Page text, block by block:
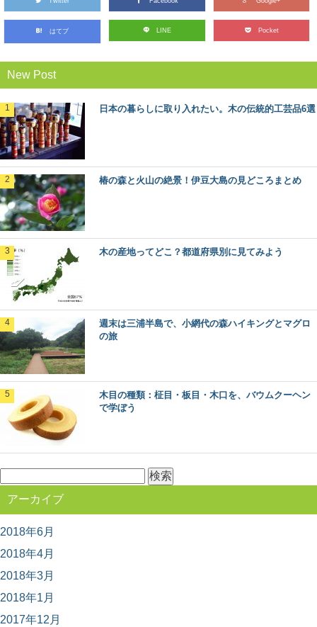
北山杉、北山丸太を使った空間・施工事例10
ヒバ：知っておきたい日本の木材～その特徴
木材の種類には「針葉樹」と「広葉樹」があるのはご存
知ですか？ 針葉樹と広葉樹は、いったい何が違...
日本でもっとも多く植林されていて、木材として、とて
も身近な木、スギ。 じつは木材だけでなく、そ...
はてブ LINE Pocket
New Post
日本の暮らしに取り入れたい。木の伝統的工芸品6選
椿の森と火山の絶景！伊豆大島の見どころまとめ
木の産地ってどこ？都道府県別に見てみよう
週末は三浦半島で、小網代の森ハイキングとマグロ
の旅
木目の種類：柾目・板目・木口を、バウムクーヘン
で学ぼう
索:
アーカイブ
2018年6月
2018年4月
2018年3月
2018年1月
2017年12月